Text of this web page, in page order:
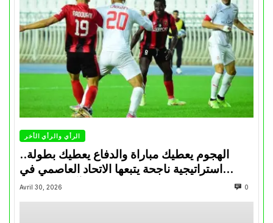
الرأي والرأي الأخر
الهجوم يعطيك مباراة والدفاع يعطيك بطولة..
استراتيجية ناجحة يتبعها الاتحاد العاصمي في
تتويجاته آخر السنوات
Avril 30, 2026 0